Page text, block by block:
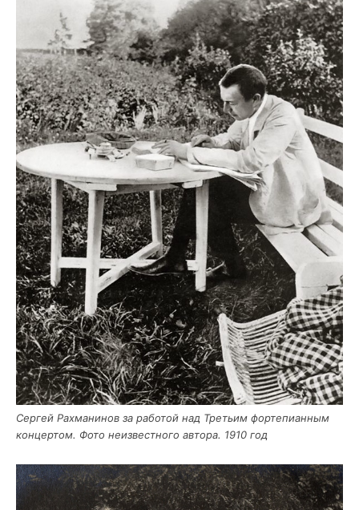
Сер­гей Рах­ма­ни­нов за рабо­той над Тре­тьим фор­те­пи­ан­ным
кон­цер­том. Фото неиз­вест­но­го авто­ра. 1910 год